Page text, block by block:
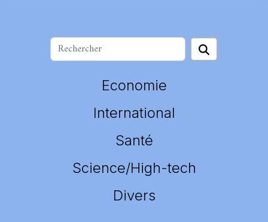
Economie
International
Santé
Science/High-tech
Divers